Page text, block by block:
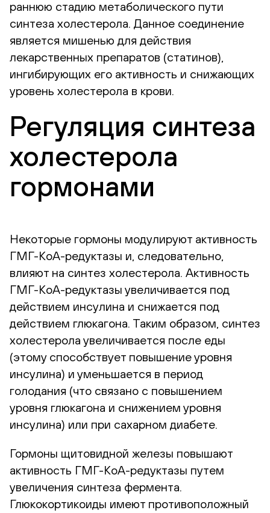
раннюю стадию метаболического пути
синтеза холестерола. Данное соединение
является мишенью для действия
лекарственных препаратов (статинов),
ингибирующих его активность и снижающих
уровень холестерола в крови.
Регуляция синтеза
холестерола
гормонами
Некоторые гормоны модулируют активность
ГМГ-КоА-редуктазы и, следовательно,
влияют на синтез холестерола. Активность
ГМГ-КоА-редуктазы увеличивается под
действием инсулина и снижается под
действием глюкагона. Таким образом, синтез
холестерола увеличивается после еды
(этому способствует повышение уровня
инсулина) и уменьшается в период
голодания (что связано с повышением
уровня глюкагона и снижением уровня
инсулина) или при сахарном диабете.
Гормоны щитовидной железы повышают
активность ГМГ-КоА-редуктазы путем
увеличения синтеза фермента.
Глюкокортикоиды имеют противоположный